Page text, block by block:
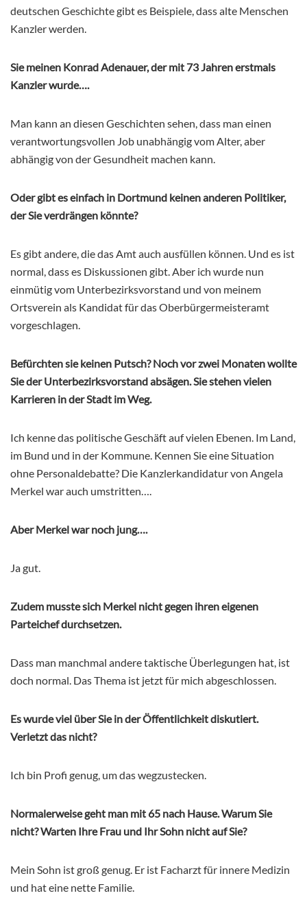
deutschen Geschichte gibt es Beispiele, dass alte Menschen
Kanzler werden.
Sie meinen KonradAdenauer, der mit 73 Jahren erstmals
Kanzler wurde….
Man kann an diesen Geschichten sehen, dass man einen
verantwortungsvollen Job unabhängig vom Alter, aber
abhängig von der Gesundheit machen kann.
Oder gibt es einfach in Dortmund keinen anderen Politiker,
der Sie verdrängen könnte?
Es gibt andere, die das Amt auch ausfüllen können. Und es ist
normal, dass es Diskussionen gibt. Aber ich wurde nun
einmütig vom Unterbezirksvorstand und von meinem
Ortsverein als Kandidat für das Oberbürgermeisteramt
vorgeschlagen.
Befürchten sie keinen Putsch? Noch vor zwei Monaten wollte
Sie der Unterbezirksvorstand absägen. Sie stehen vielen
Karrieren in der Stadt im Weg.
Ich kenne das politische Geschäft auf vielen Ebenen. Im Land,
im Bund und in der Kommune. Kennen Sie eine Situation
ohne Personaldebatte? Die Kanzlerkandidatur von Angela
Merkel war auch umstritten….
Aber Merkel war noch jung….
Ja gut.
Zudem musste sich Merkel nicht gegen ihren eigenen
Parteichef durchsetzen.
Dass man manchmal andere taktische Überlegungen hat, ist
doch normal. Das Thema ist jetzt für mich abgeschlossen.
Es wurde viel über Sie in der Öffentlichkeit diskutiert.
Verletzt das nicht?
Ich bin Profi genug, um das wegzustecken.
Normalerweise geht man mit 65 nach Hause. Warum Sie
nicht? Warten Ihre Frau und Ihr Sohn nicht auf Sie?
Mein Sohn ist groß genug. Er ist Facharzt für innere Medizin
und hat eine nette Familie.